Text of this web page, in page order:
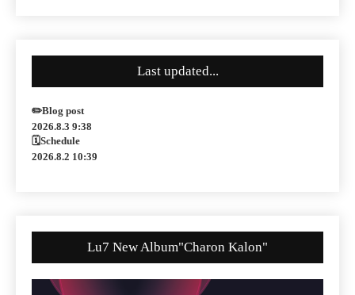
Last updated...
✏️Blog post
2026.8.3 9:38
🗓Schedule
2026.8.2 10:39
Lu7 New Album"Charon Kalon"